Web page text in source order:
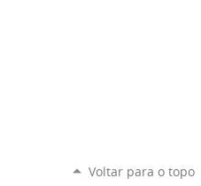
Voltar para o topo